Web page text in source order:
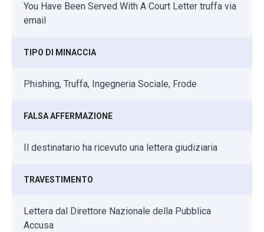
You Have Been Served With A Court Letter truffa via
email
TIPO DI MINACCIA
Phishing, Truffa, Ingegneria Sociale, Frode
FALSA AFFERMAZIONE
Il destinatario ha ricevuto una lettera giudiziaria
TRAVESTIMENTO
Lettera dal Direttore Nazionale della Pubblica
Accusa